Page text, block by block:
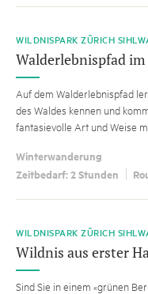
WILDNISPARK ZÜRICH
Walderlebnispfad
Auf dem Walderlebnispfad
des Waldes kennen und
fantasievolle Art und Weise
Winterwanderung
Zeitbedarf: 2 Stunden
WILDNISPARK ZÜRICH
Wildnis aus erster
Sind Sie in einem «grünen